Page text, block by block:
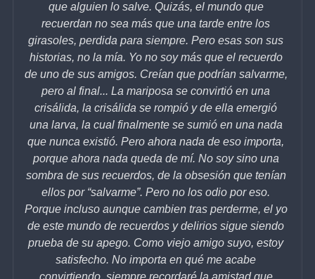
que alguien lo salve. Quizás, el mundo que
recuerdan no sea más que una tarde entre los
girasoles, perdida para siempre. Pero esas son sus
historias, no la mía. Yo no soy más que el recuerdo
de uno de sus amigos. Creían que podrían salvarme,
pero al final... La mariposa se convirtió en una
crisálida, la crisálida se rompió y de ella emergió
una larva, la cual finalmente se sumió en una nada
que nunca existió. Pero ahora nada de eso importa,
porque ahora nada queda de mí. No soy sino una
sombra de sus recuerdos, de la obsesión que tenían
ellos por “salvarme”. Pero no los odio por eso.
Porque incluso aunque cambien tras perderme, el yo
de este mundo de recuerdos y delirios sigue siendo
prueba de su apego. Como viejo amigo suyo, estoy
satisfecho. No importa en qué me acabe